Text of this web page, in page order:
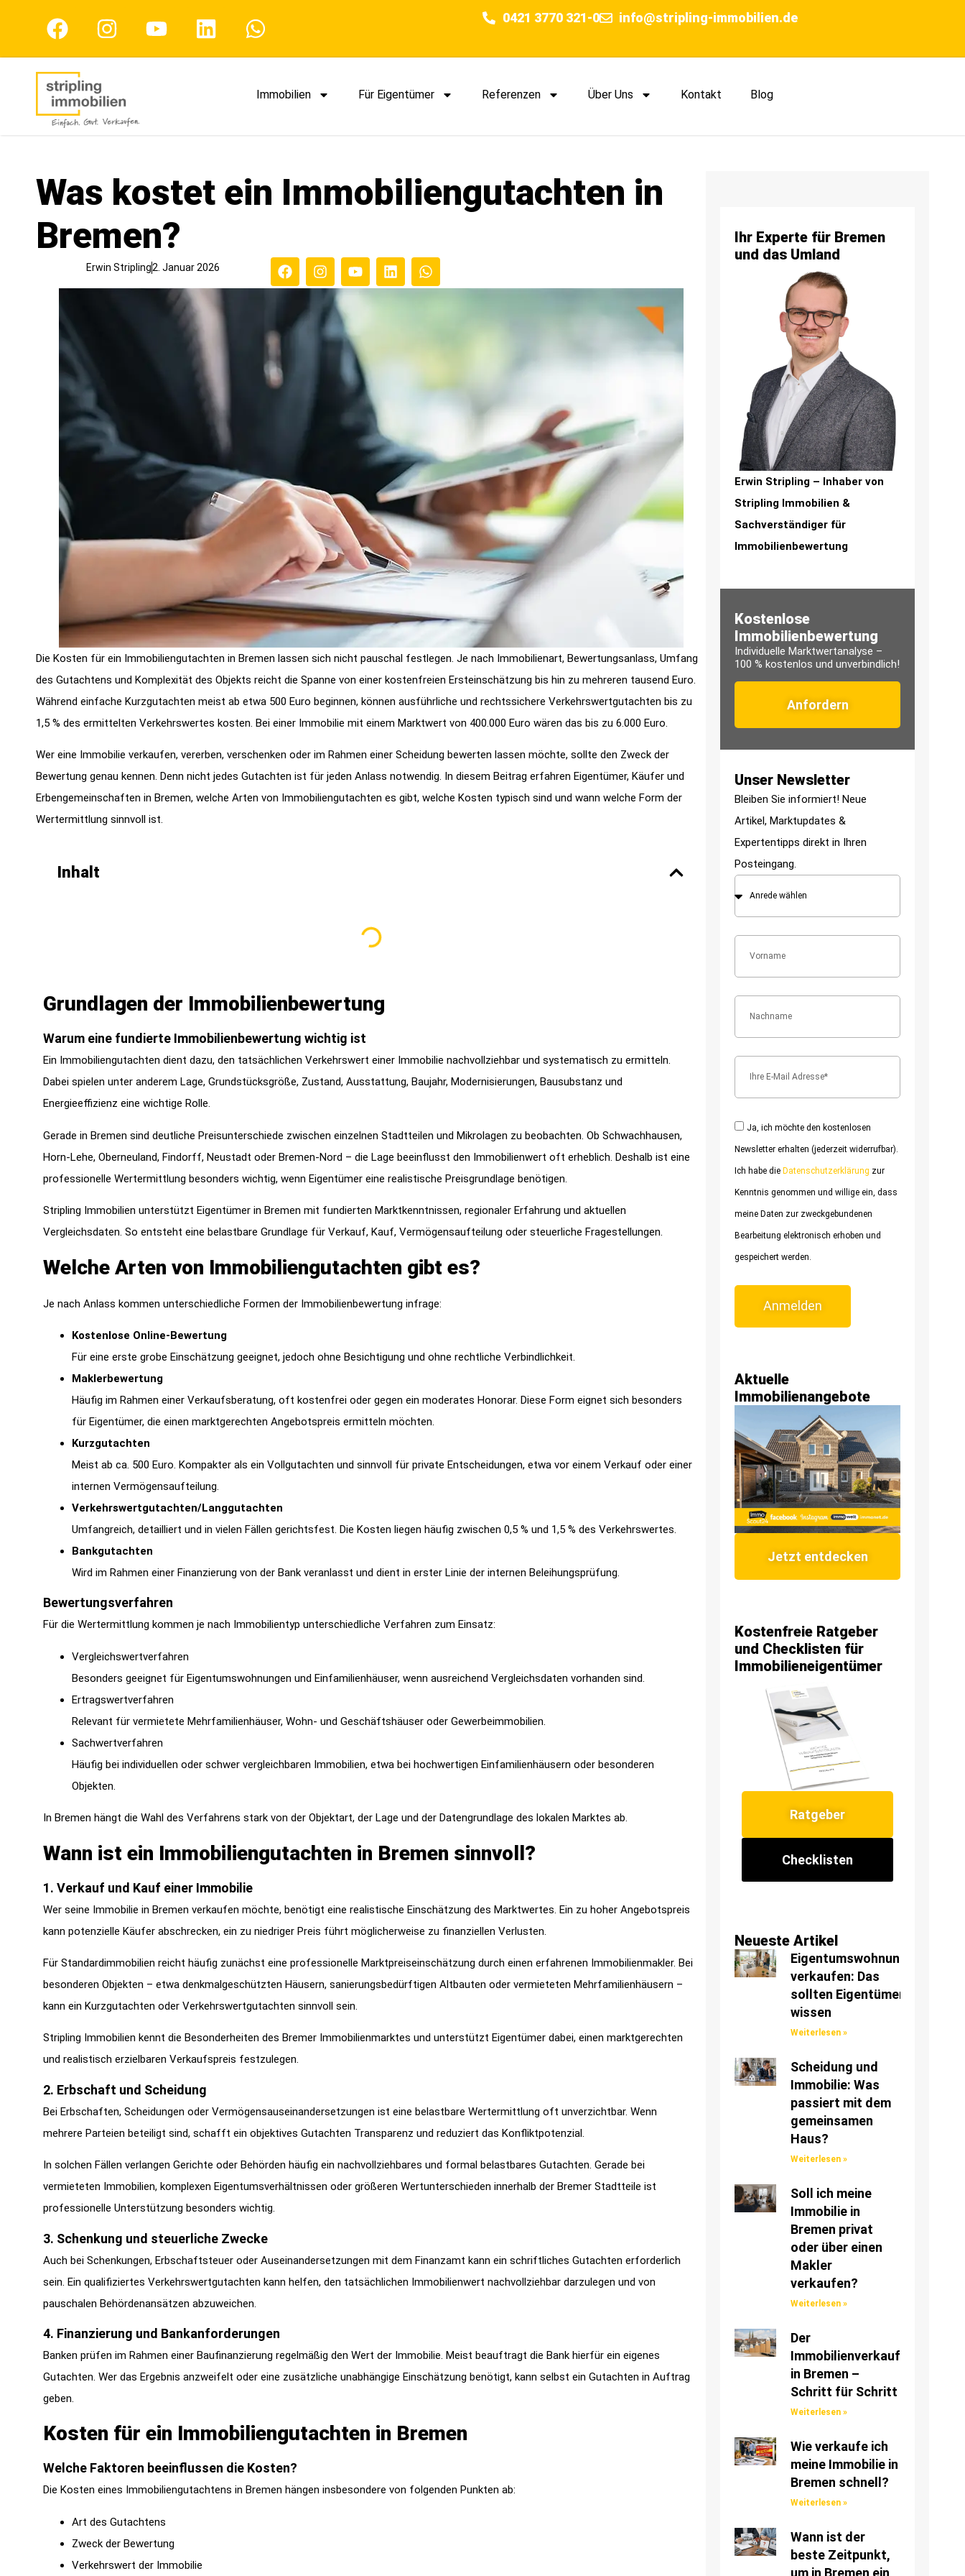
0421 3770 321-0 info@stripling-immobilien.de
Immobilien Für Eigentümer Referenzen Über Uns Kontakt Blog
Was kostet ein Immobiliengutachten in
Bremen?
Erwin Stripling2. Januar 2026
Die Kosten für ein Immobiliengutachten in Bremen lassen sich nicht pauschal festlegen. Je nach Immobilienart, Bewertungsanlass, Umfang
des Gutachtens und Komplexität des Objekts reicht die Spanne von einer kostenfreien Ersteinschätzung bis hin zu mehreren tausend Euro.
Während einfache Kurzgutachten meist ab etwa 500 Euro beginnen, können ausführliche und rechtssichere Verkehrswertgutachten bis zu
1,5 % des ermittelten Verkehrswertes kosten. Bei einer Immobilie mit einem Marktwert von 400.000 Euro wären das bis zu 6.000 Euro.
Wer eine Immobilie verkaufen, vererben, verschenken oder im Rahmen einer Scheidung bewerten lassen möchte, sollte den Zweck der
Bewertung genau kennen. Denn nicht jedes Gutachten ist für jeden Anlass notwendig. In diesem Beitrag erfahren Eigentümer, Käufer und
Erbengemeinschaften in Bremen, welche Arten von Immobiliengutachten es gibt, welche Kosten typisch sind und wann welche Form der
Wertermittlung sinnvoll ist.
Inhalt
Grundlagen der Immobilienbewertung
Warum eine fundierte Immobilienbewertung wichtig ist
Ein Immobiliengutachten dient dazu, den tatsächlichen Verkehrswert einer Immobilie nachvollziehbar und systematisch zu ermitteln.
Dabei spielen unter anderem Lage, Grundstücksgröße, Zustand, Ausstattung, Baujahr, Modernisierungen, Bausubstanz und
Energieeffizienz eine wichtige Rolle.
Gerade in Bremen sind deutliche Preisunterschiede zwischen einzelnen Stadtteilen und Mikrolagen zu beobachten. Ob Schwachhausen,
Horn-Lehe, Oberneuland, Findorff, Neustadt oder Bremen-Nord – die Lage beeinflusst den Immobilienwert oft erheblich. Deshalb ist eine
professionelle Wertermittlung besonders wichtig, wenn Eigentümer eine realistische Preisgrundlage benötigen.
Stripling Immobilien unterstützt Eigentümer in Bremen mit fundierten Marktkenntnissen, regionaler Erfahrung und aktuellen
Vergleichsdaten. So entsteht eine belastbare Grundlage für Verkauf, Kauf, Vermögensaufteilung oder steuerliche Fragestellungen.
Welche Arten von Immobiliengutachten gibt es?
Je nach Anlass kommen unterschiedliche Formen der Immobilienbewertung infrage:
Kostenlose Online-Bewertung
Für eine erste grobe Einschätzung geeignet, jedoch ohne Besichtigung und ohne rechtliche Verbindlichkeit.
Maklerbewertung
Häufig im Rahmen einer Verkaufsberatung, oft kostenfrei oder gegen ein moderates Honorar. Diese Form eignet sich besonders
für Eigentümer, die einen marktgerechten Angebotspreis ermitteln möchten.
Kurzgutachten
Meist ab ca. 500 Euro. Kompakter als ein Vollgutachten und sinnvoll für private Entscheidungen, etwa vor einem Verkauf oder einer
internen Vermögensaufteilung.
Verkehrswertgutachten/Langgutachten
Umfangreich, detailliert und in vielen Fällen gerichtsfest. Die Kosten liegen häufig zwischen 0,5 % und 1,5 % des Verkehrswertes.
Bankgutachten
Wird im Rahmen einer Finanzierung von der Bank veranlasst und dient in erster Linie der internen Beleihungsprüfung.
Bewertungsverfahren
Für die Wertermittlung kommen je nach Immobilientyp unterschiedliche Verfahren zum Einsatz:
Vergleichswertverfahren
Besonders geeignet für Eigentumswohnungen und Einfamilienhäuser, wenn ausreichend Vergleichsdaten vorhanden sind.
Ertragswertverfahren
Relevant für vermietete Mehrfamilienhäuser, Wohn- und Geschäftshäuser oder Gewerbeimmobilien.
Sachwertverfahren
Häufig bei individuellen oder schwer vergleichbaren Immobilien, etwa bei hochwertigen Einfamilienhäusern oder besonderen
Objekten.
In Bremen hängt die Wahl des Verfahrens stark von der Objektart, der Lage und der Datengrundlage des lokalen Marktes ab.
Wann ist ein Immobiliengutachten in Bremen sinnvoll?
1. Verkauf und Kauf einer Immobilie
Wer seine Immobilie in Bremen verkaufen möchte, benötigt eine realistische Einschätzung des Marktwertes. Ein zu hoher Angebotspreis
kann potenzielle Käufer abschrecken, ein zu niedriger Preis führt möglicherweise zu finanziellen Verlusten.
Für Standardimmobilien reicht häufig zunächst eine professionelle Marktpreiseinschätzung durch einen erfahrenen Immobilienmakler. Bei
besonderen Objekten – etwa denkmalgeschützten Häusern, sanierungsbedürftigen Altbauten oder vermieteten Mehrfamilienhäusern –
kann ein Kurzgutachten oder Verkehrswertgutachten sinnvoll sein.
Stripling Immobilien kennt die Besonderheiten des Bremer Immobilienmarktes und unterstützt Eigentümer dabei, einen marktgerechten
und realistisch erzielbaren Verkaufspreis festzulegen.
2. Erbschaft und Scheidung
Bei Erbschaften, Scheidungen oder Vermögensauseinandersetzungen ist eine belastbare Wertermittlung oft unverzichtbar. Wenn
mehrere Parteien beteiligt sind, schafft ein objektives Gutachten Transparenz und reduziert das Konfliktpotenzial.
In solchen Fällen verlangen Gerichte oder Behörden häufig ein nachvollziehbares und formal belastbares Gutachten. Gerade bei
vermieteten Immobilien, komplexen Eigentumsverhältnissen oder größeren Wertunterschieden innerhalb der Bremer Stadtteile ist
professionelle Unterstützung besonders wichtig.
3. Schenkung und steuerliche Zwecke
Auch bei Schenkungen, Erbschaftsteuer oder Auseinandersetzungen mit dem Finanzamt kann ein schriftliches Gutachten erforderlich
sein. Ein qualifiziertes Verkehrswertgutachten kann helfen, den tatsächlichen Immobilienwert nachvollziehbar darzulegen und von
pauschalen Behördenansätzen abzuweichen.
4. Finanzierung und Bankanforderungen
Banken prüfen im Rahmen einer Baufinanzierung regelmäßig den Wert der Immobilie. Meist beauftragt die Bank hierfür ein eigenes
Gutachten. Wer das Ergebnis anzweifelt oder eine zusätzliche unabhängige Einschätzung benötigt, kann selbst ein Gutachten in Auftrag
geben.
Kosten für ein Immobiliengutachten in Bremen
Welche Faktoren beeinflussen die Kosten?
Die Kosten eines Immobiliengutachtens in Bremen hängen insbesondere von folgenden Punkten ab:
Art des Gutachtens
Zweck der Bewertung
Verkehrswert der Immobilie
Ihr Experte für Bremen
und das Umland
Erwin Stripling – Inhaber von
Stripling Immobilien &
Sachverständiger für
Immobilienbewertung
Kostenlose
Immobilienbewertung
Individuelle Marktwertanalyse –
100 % kostenlos und unverbindlich!
Anfordern
Unser Newsletter
Bleiben Sie informiert! Neue
Artikel, Marktupdates &
Expertentipps direkt in Ihren
Posteingang.
Ja, ich möchte den kostenlosen
Newsletter erhalten (jederzeit widerrufbar).
Ich habe die Datenschutzerklärung zur
Kenntnis genommen und willige ein, dass
meine Daten zur zweckgebundenen
Bearbeitung elektronisch erhoben und
gespeichert werden.
Anmelden
Aktuelle
Immobilienangebote
Jetzt entdecken
Kostenfreie Ratgeber
und Checklisten für
Immobilieneigentümer
Ratgeber
Checklisten
Neueste Artikel
Eigentumswohnung
verkaufen: Das
sollten Eigentümer
wissen
Weiterlesen »
Scheidung und
Immobilie: Was
passiert mit dem
gemeinsamen
Haus?
Weiterlesen »
Soll ich meine
Immobilie in
Bremen privat
oder über einen
Makler
verkaufen?
Weiterlesen »
Der
Immobilienverkauf
in Bremen –
Schritt für Schritt
Weiterlesen »
Wie verkaufe ich
meine Immobilie in
Bremen schnell?
Weiterlesen »
Wann ist der
beste Zeitpunkt,
um in Bremen ein